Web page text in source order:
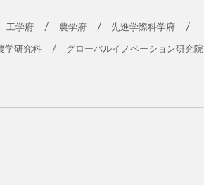
工学府 農学府 先進学際科学府
学研究科 グローバルイノベーション研究院